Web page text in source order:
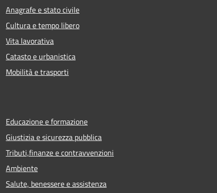
Anagrafe e stato civile
Cultura e tempo libero
Vita lavorativa
Catasto e urbanistica
Mobilità e trasporti
Educazione e formazione
Giustizia e sicurezza pubblica
Tributi,finanze e contravvenzioni
Ambiente
Salute, benessere e assistenza